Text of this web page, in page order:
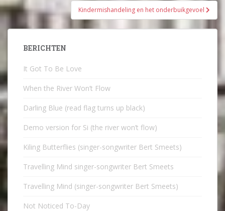
Kindermishandeling en het onderbuikgevoel
BERICHTEN
It Got To Be Love
When the River Won’t Flow
Darling Blue (read flag turns up black)
Demo version for Si (the river won’t flow)
Kiling Butterflies (singer-songwriter Bert Smeets)
Travelling Mind singer-songwriter Bert Smeets
Travelling Mind (singer-songwriter Bert Smeets)
Not Noticed To-Day